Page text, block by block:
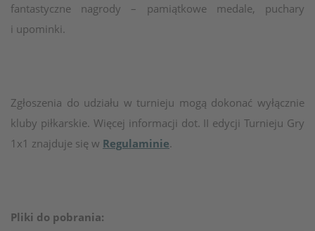
fantastyczne nagrody – pamiątkowe medale, puchary
i upominki.
Zgłoszenia do udziału w turnieju mogą dokonać wyłącznie
kluby piłkarskie. Więcej informacji dot. II edycji Turnieju Gry
1x1 znajduje się w Regulaminie.
Pliki do pobrania: